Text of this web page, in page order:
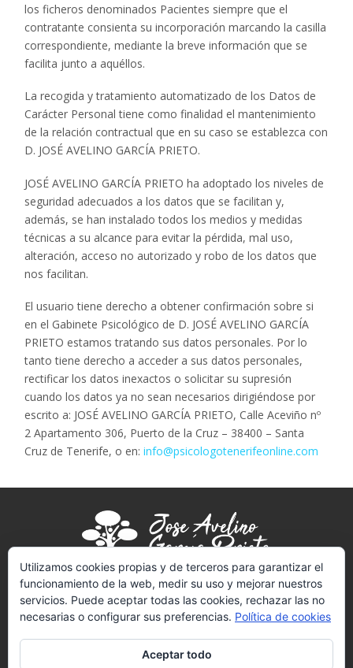
los ficheros denominados Pacientes siempre que el
contratante consienta su incorporación marcando la casilla
correspondiente, mediante la breve información que se
facilita junto a aquéllos.
La recogida y tratamiento automatizado de los Datos de
Carácter Personal tiene como finalidad el mantenimiento
de la relación contractual que en su caso se establezca con
D. JOSÉ AVELINO GARCÍA PRIETO.
JOSÉ AVELINO GARCÍA PRIETO ha adoptado los niveles de
seguridad adecuados a los datos que se facilitan y,
además, se han instalado todos los medios y medidas
técnicas a su alcance para evitar la pérdida, mal uso,
alteración, acceso no autorizado y robo de los datos que
nos facilitan.
El usuario tiene derecho a obtener confirmación sobre si
en el Gabinete Psicológico de D. JOSÉ AVELINO GARCÍA
PRIETO estamos tratando sus datos personales. Por lo
tanto tiene derecho a acceder a sus datos personales,
rectificar los datos inexactos o solicitar su supresión
cuando los datos ya no sean necesarios dirigiéndose por
escrito a: JOSÉ AVELINO GARCÍA PRIETO, Calle Aceviño nº
2 Apartamento 306, Puerto de la Cruz – 38400 – Santa
Cruz de Tenerife, o en:info@psicologotenerifeonline.com
PSICÓLOGO (T-2289)
NIF:02703414V
REGISTRO SANITARIO Nº 4502
LICENCIADO EN PSICOLOGÍA POR LA UNED
Utilizamos cookies propias y de terceros para garantizar el
funcionamiento de la web, medir su uso y mejorar nuestros
servicios. Puede aceptar todas las cookies, rechazar las no
necesarias o configurar sus preferencias. Política de cookies
Aceptar todo